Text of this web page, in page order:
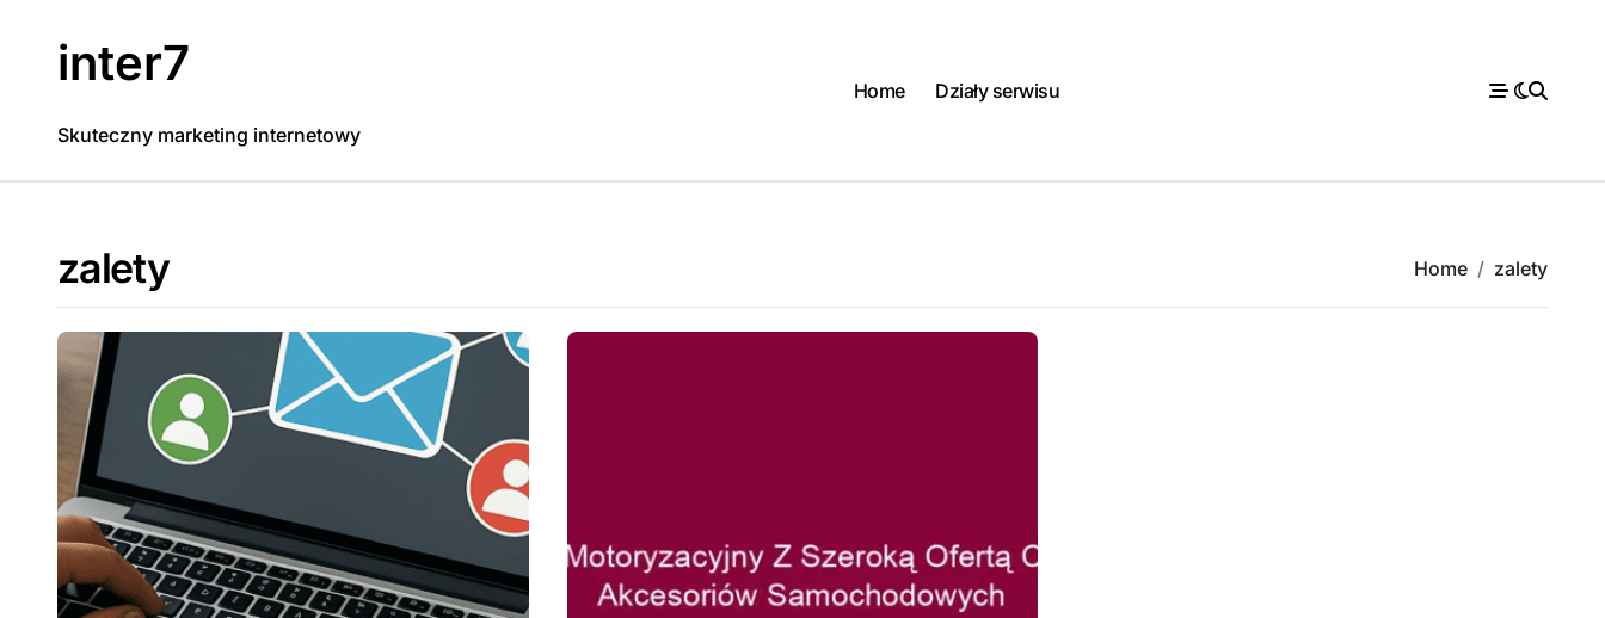
inter7
Skuteczny marketing internetowy
Home Działy serwisu
zalety Home zalety